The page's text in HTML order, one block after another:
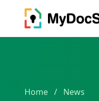
Home / News